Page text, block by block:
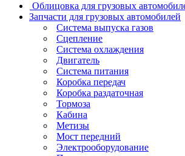
Облицовка для грузовых
Запчасти для грузовых автомобилей
Система выпуска газов
Сцепление
Система охлаждения
Двигатель
Система питания
Коробка передач
Коробка раздаточная
Тормоза
Кабина
Метизы
Мост передний
Электрооборудование